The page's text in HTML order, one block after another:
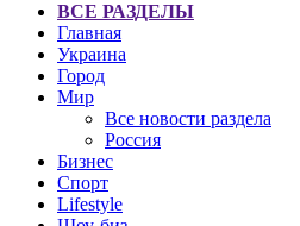
ВСЕ РАЗДЕЛЫ
Главная
Украина
Город
Мир
Все новости раздела
Россия
Бизнес
Спорт
Lifestyle